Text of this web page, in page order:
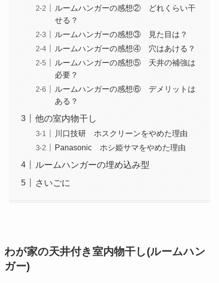
ルームハンガーの感想② どれくらい干
せる？
ルームハンガーの感想③ 見た目は？
ルームハンガーの感想④ 穴はあける？
ルームハンガーの感想⑤ 天井の補強は
必要？
ルームハンガーの感想⑥ デメリットは
ある？
他の室内物干し
川口技研 ホスクリーンをやめた理由
Panasonic ホシ姫サマをやめた理由
ルームハンガーの埋め込み型
さいごに
わが家の天井付き室内物干し(ルームハン
ガー)